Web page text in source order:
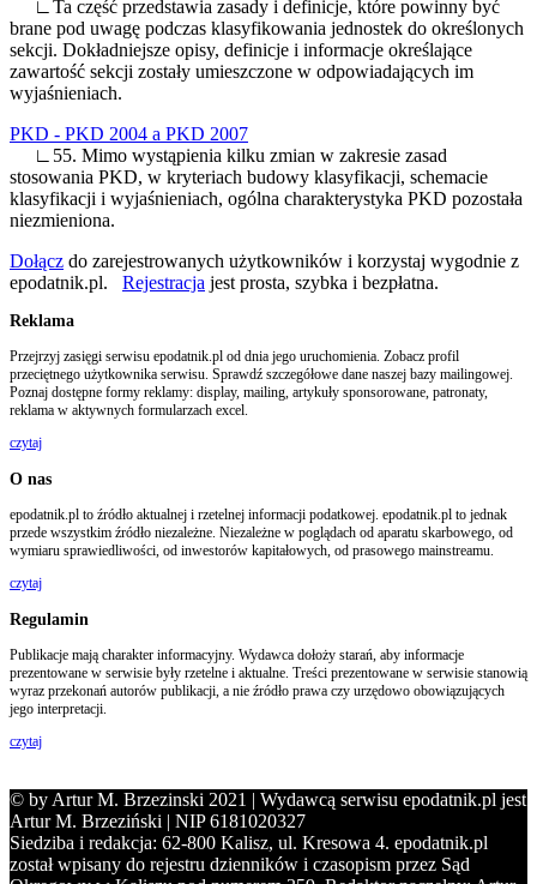
∟Ta część przedstawia zasady i definicje, które powinny być
brane pod uwagę podczas klasyfikowania jednostek do określonych
sekcji. Dokładniejsze opisy, definicje i informacje określające
zawartość sekcji zostały umieszczone w odpowiadających im
wyjaśnieniach.
PKD - PKD 2004 a PKD 2007
∟55. Mimo wystąpienia kilku zmian w zakresie zasad
stosowania PKD, w kryteriach budowy klasyfikacji, schemacie
klasyfikacji i wyjaśnieniach, ogólna charakterystyka PKD pozostała
niezmieniona.
Dołącz do zarejestrowanych użytkowników i korzystaj wygodnie z
epodatnik.pl. Rejestracja jest prosta, szybka i bezpłatna.
Reklama
Przejrzyj zasięgi serwisu epodatnik.pl od dnia jego uruchomienia. Zobacz profil
przeciętnego użytkownika serwisu. Sprawdź szczegółowe dane naszej bazy mailingowej.
Poznaj dostępne formy reklamy: display, mailing, artykuły sponsorowane, patronaty,
reklama w aktywnych formularzach excel.
czytaj
O nas
epodatnik.pl to źródło aktualnej i rzetelnej informacji podatkowej. epodatnik.pl to jednak
przede wszystkim źródło niezależne. Niezależne w poglądach od aparatu skarbowego, od
wymiaru sprawiedliwości, od inwestorów kapitałowych, od prasowego mainstreamu.
czytaj
Regulamin
Publikacje mają charakter informacyjny. Wydawca dołoży starań, aby informacje
prezentowane w serwisie były rzetelne i aktualne. Treści prezentowane w serwisie stanowią
wyraz przekonań autorów publikacji, a nie źródło prawa czy urzędowo obowiązujących
jego interpretacji.
czytaj
© by Artur M. Brzezinski 2021 | Wydawcą serwisu epodatnik.pl jest
Artur M. Brzeziński | NIP 6181020327
Siedziba i redakcja: 62-800 Kalisz, ul. Kresowa 4. epodatnik.pl
został wpisany do rejestru dzienników i czasopism przez Sąd